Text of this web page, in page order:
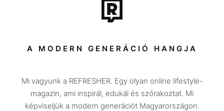
Tech-Tudomány
Sport
Társadalom
Utazás
Életmód
A MODERN GENERÁCIÓ HANGJA
Mi vagyunk a REFRESHER. Egy olyan online lifestyle-
magazin, ami inspirál, edukál és szórakoztat. Mi
képviseljük a modern generációt Magyarországon.